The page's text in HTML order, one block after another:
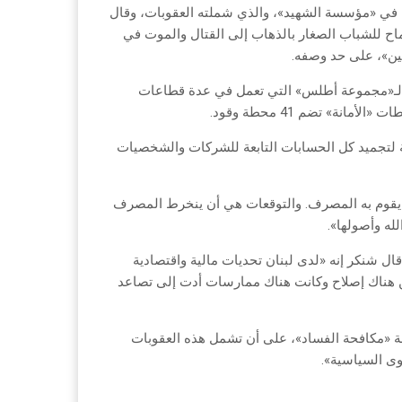
في «مؤسسة الشهيد»، والذي شملته العقوبات، وقال
للشباب الصغار بالذهاب إلى القتال والموت في
على حد وصفه.
لـ«مجموعة أطلس» التي تعمل في عدة قطاعات
تضم 41 محطة وقود.
لتجميد كل الحسابات التابعة للشركات والشخصيات
يقوم به المصرف. والتوقعات هي أن ينخرط المصرف
وأصولها».
شنكر إنه «لدى لبنان تحديات مالية واقتصادية
هناك إصلاح وكانت هناك ممارسات أدت إلى تصاعد
«مكافحة الفساد»، على أن تشمل هذه العقوبات
السياسية».